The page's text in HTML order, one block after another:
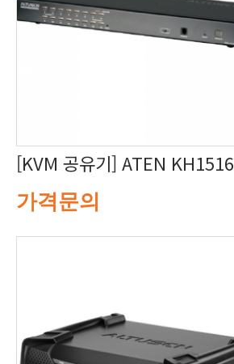
[KVM 공유기] ATEN KH1516
가격문의